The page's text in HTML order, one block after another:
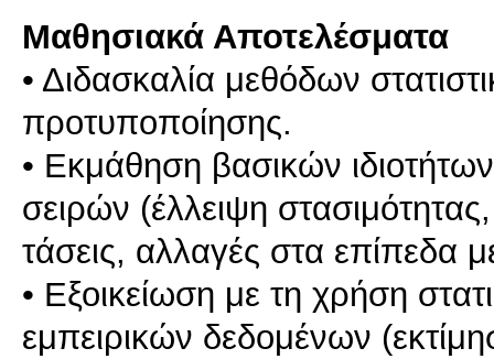
Μαθησιακά Αποτελέσματα
• Διδασκαλία μεθόδων
προτυποποίησης.
• Εκμάθηση βασικών
σειρών (έλλειψη
τάσεις, αλλαγές στα επίπεδα
• Εξοικείωση με τη χρήση
εμπειρικών δεδομένων